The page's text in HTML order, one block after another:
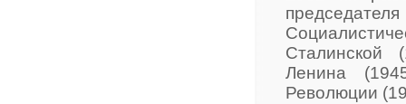
Сталинской
Ленина
Революции